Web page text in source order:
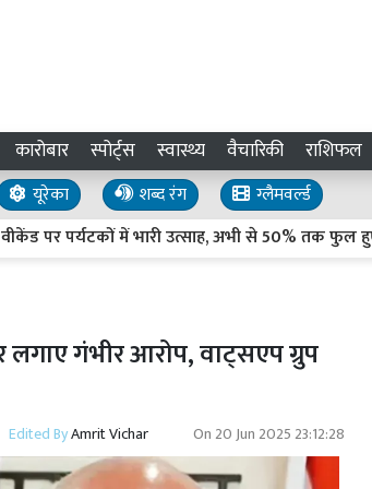
कारोबार स्पोर्ट्स स्वास्थ्य वैचारिकी राशिफल
यूरेका शब्द रंग
ग्लैमवर्ल्ड
पर्यटकों में भारी उत्साह, अभी से 50% तक फुल हुए होटल
गंभीर आरोप, वाट्सएप ग्रुप
Edited ByAmrit Vichar On 20 Jun 2025 23:12:28